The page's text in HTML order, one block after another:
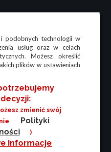
podobnych technologii w
usług oraz w celach
Możesz określić
plików w ustawieniach
zmienić swój
Polityki
)
Informacje